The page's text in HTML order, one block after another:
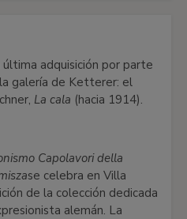
adquisición por parte
galería de Ketterer: el
La cala (hacia 1914).
Capolavori della
se celebra en Villa
de la colección dedicada
alemán. La